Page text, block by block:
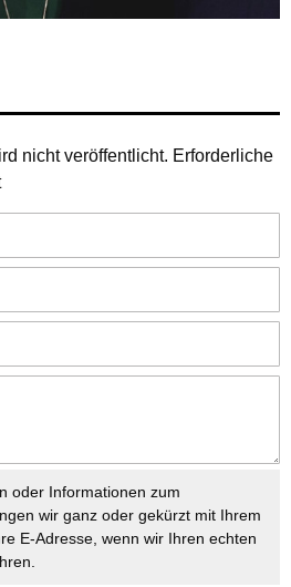
nicht veröffentlicht. Erforderliche
oder Informationen zum
wir ganz oder gekürzt mit Ihrem
E-Adresse, wenn wir Ihren echten